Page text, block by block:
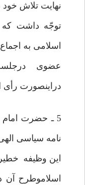
نهایت تلاش خود
توجّه داشت که
اسلامی به
عضوی
دراینصورت
5 ـ حضرت
نامه سیاسی
این وظیفه
اسلاموطرح آن